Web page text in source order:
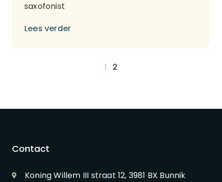
saxofonist
Lees verder
1 2
Contact
Koning Willem III straat 12, 3981 BX Bunnik